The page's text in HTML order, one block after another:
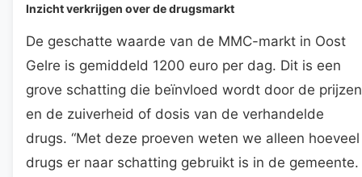
Inzicht verkrijgen over de drugsmarkt
De geschatte waarde van de MMC-markt in Oost
Gelre is gemiddeld 1200 euro per dag. Dit is een
grove schatting die beïnvloed wordt door de prijzen
en de zuiverheid of dosis van de verhandelde
drugs. “Met deze proeven weten we alleen hoeveel
drugs er naar schatting gebruikt is in de gemeente.